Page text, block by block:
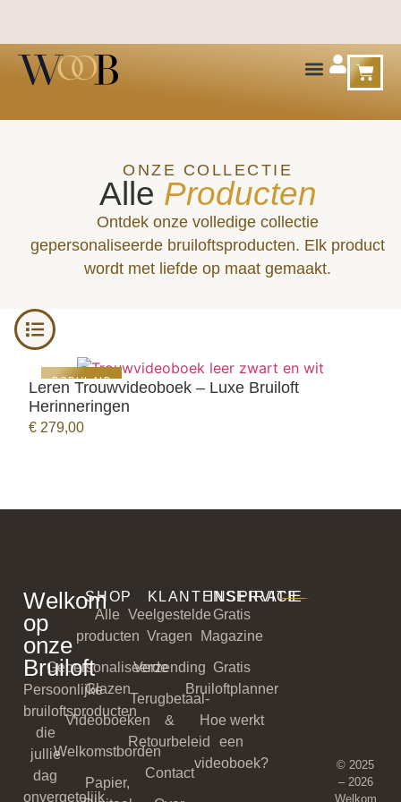
ONZE COLLECTIE
Alle Producten
Ontdek onze volledige collectie
gepersonaliseerde bruiloftsproducten. Elk product
wordt met liefde op maat gemaakt.
POPULAIR
BEKIJK PRODUCT
Leren Trouwvideoboek – Luxe Bruiloft
Herinneringen
€ 279,00
Welkom
op
onze
Bruiloft
Persoonlijke
bruiloftsproducten
die
jullie
dag
onvergetelijk
SHOP
Alle
producten
Gepersonaliseerde
Glazen
Videoboeken
Welkomstborden
Papier,
KLANTENSERVICE
Veelgestelde
Vragen
Verzending
Terugbetaal-
&
Retourbeleid
Contact
INSPIRATIE
Gratis
Magazine
Gratis
Bruiloftplanner
Hoe werkt
een
videoboek?
© 2025
– 2026
Welkom